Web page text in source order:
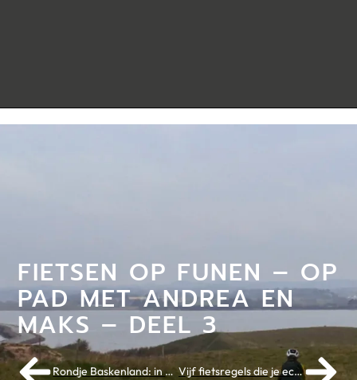
FIETSEN OP FUNEN – OP
PAD MET ANDREA EN
MAKS – DEEL 3
Rondje Baskenland: in het spoor van de Grand Depart Euskadi – deel 1 Vijf fietsregels die je echt moet onthouden